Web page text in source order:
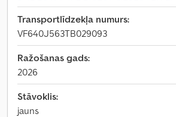
Transportlīdzekļa numurs:
VF640J563TB029093
Ražošanas gads:
2026
Stāvoklis:
jauns